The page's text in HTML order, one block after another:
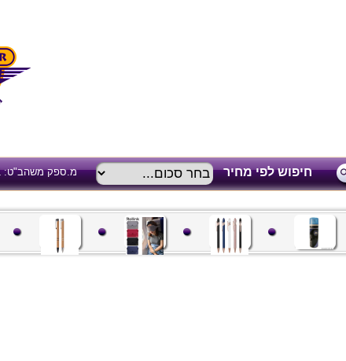
חיפוש לפי מחיר מ.ספק משהב"ט: 0011013581